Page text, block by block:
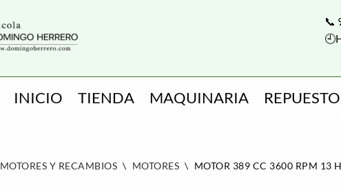
📞
INICIO TIENDA MAQUINARIA
MOTORES Y RECAMBIOS \ MOTORES \ MOTOR 389 CC 3600 RPM 13